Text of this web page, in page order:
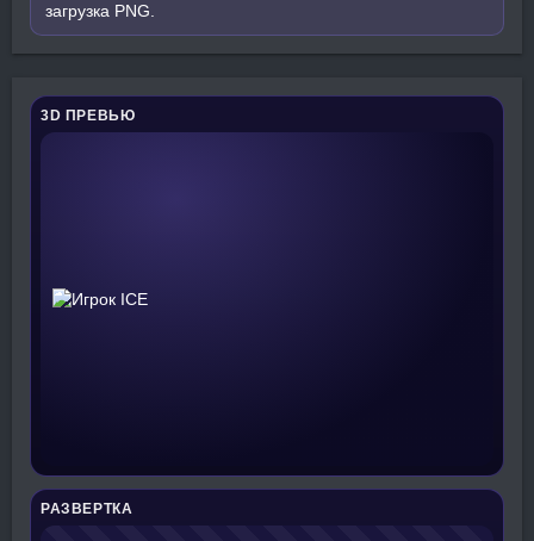
загрузка PNG.
3D ПРЕВЬЮ
РАЗВЕРТКА